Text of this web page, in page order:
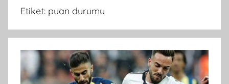
Etiket: puan durumu